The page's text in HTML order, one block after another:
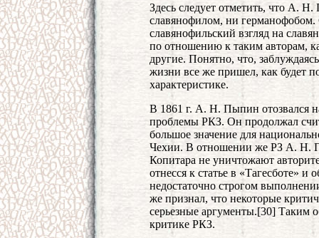
Здесь следует отметить, что А.
славянофилом, ни
славянофильский взгляд на
по отношению к таким авторам,
другие. Понятно, что,
жизни все же пришел, как будет
характеристике.
В 1861 г. А. Н. Пыпин отозвался
проблемы РКЗ. Он продолжал
большое значение для
Чехии. В отношении же РЗ А. Н.
Копитара не уничтожают
отнесся к статье в «Тагесботе» и
недостаточно строгом
же признал, что некоторые
серьезные аргументы.[30] Таким
критике РКЗ.